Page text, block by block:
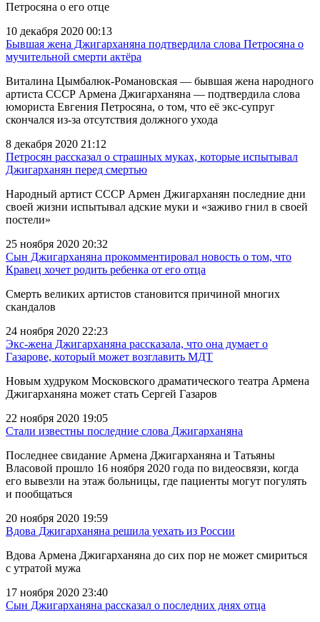
Петросяна о его отце
10 декабря 2020 00:13
Бывшая жена Джигарханяна подтвердила слова Петросяна о
мучительной смерти актёра
Виталина Цымбалюк-Романовская — бывшая жена народного
артиста СССР Армена Джигарханяна — подтвердила слова
юмориста Евгения Петросяна, о том, что её экс-супруг
скончался из-за отсутствия должного ухода
8 декабря 2020 21:12
Петросян рассказал о страшных муках, которые испытывал
Джигарханян перед смертью
Народный артист СССР Армен Джигарханян последние дни
своей жизни испытывал адские муки и «заживо гнил в своей
постели»
25 ноября 2020 20:32
Сын Джигарханяна прокомментировал новость о том, что
Кравец хочет родить ребенка от его отца
Смерть великих артистов становится причиной многих
скандалов
24 ноября 2020 22:23
Экс-жена Джигарханяна рассказала, что она думает о
Газарове, который может возглавить МДТ
Новым худруком Московского драматического театра Армена
Джигарханяна может стать Сергей Газаров
22 ноября 2020 19:05
Стали известны последние слова Джигарханяна
Последнее свидание Армена Джигарханяна и Татьяны
Власовой прошло 16 ноября 2020 года по видеосвязи, когда
его вывезли на этаж больницы, где пациенты могут погулять
и пообщаться
20 ноября 2020 19:59
Вдова Джигарханяна решила уехать из России
Вдова Армена Джигарханяна до сих пор не может смириться
с утратой мужа
17 ноября 2020 23:40
Сын Джигарханяна рассказал о последних днях отца